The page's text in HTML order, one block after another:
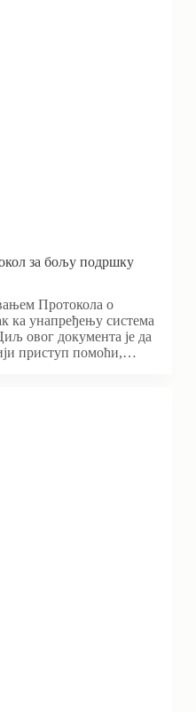
за бољу подршку
Протокола о
ка унапређењу система
овог документа је да
приступ помоћи,…